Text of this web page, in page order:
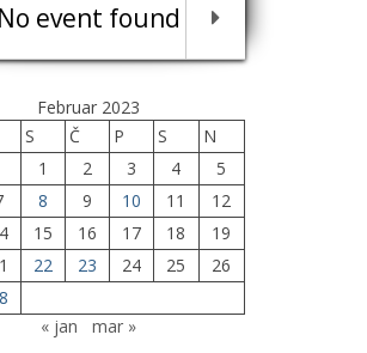
No event found
Februar 2023
S Č P S
N
1
2 3 4
5
8 9 10 11
12
15 16 17 18
19
22 23 24 25
26
« jan
mar »